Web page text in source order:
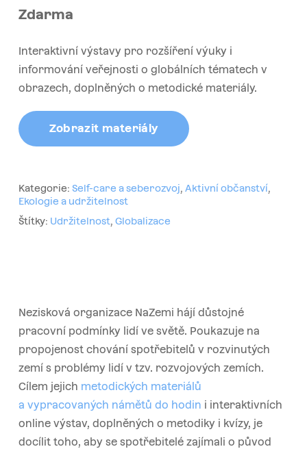
Zdarma
Interaktivní výstavy pro rozšíření výuky i
informování veřejnosti o globálních tématech v
obrazech, doplněných o metodické materiály.
Zobrazit materiály
Kategorie: Self-care a seberozvoj, Aktivní občanství,
Ekologie a udržitelnost
Štítky: Udržitelnost, Globalizace
Nezisková organizace NaZemi hájí důstojné
pracovní podmínky lidí ve světě. Poukazuje na
propojenost chování spotřebitelů v rozvinutých
zemí s problémy lidí v tzv. rozvojových zemích.
Cílem jejich metodických materiálů
a vypracovaných námětů do hodin i interaktivních
online výstav, doplněných o metodiky i kvízy, je
docílit toho, aby se spotřebitelé zajímali o původ